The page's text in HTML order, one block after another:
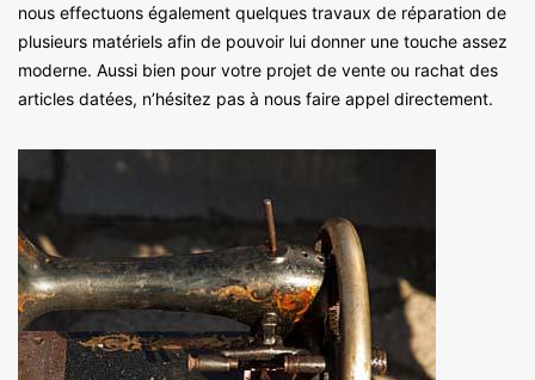
nous effectuons également quelques travaux de réparation de
plusieurs matériels afin de pouvoir lui donner une touche assez
moderne. Aussi bien pour votre projet de vente ou rachat des
articles datées, n’hésitez pas à nous faire appel directement.